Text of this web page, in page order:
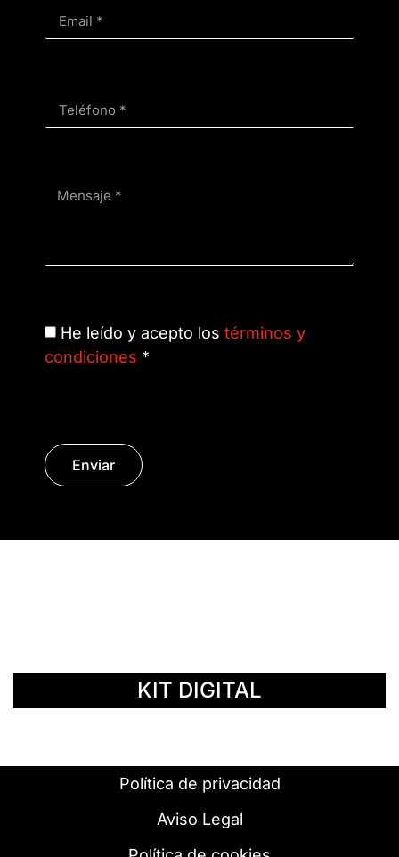
He leído y acepto los términos y
condiciones *
Enviar
KIT DIGITAL
Política de privacidad
Aviso Legal